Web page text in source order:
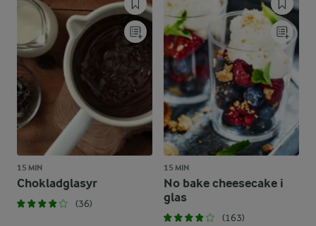
15 MIN
Chokladglasyr
(36)
15 MIN
No bake cheesecake i
glas
(163)